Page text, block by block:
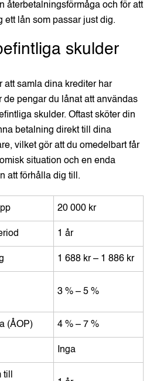
återbetalningsförmåga och för att
ett lån som passar just dig.
skulder
att samla dina krediter har
de pengar du lånat att användas
skulder. Oftast sköter din
betalning direkt till dina
vilket gör att du omedelbart får
situation och en enda
att förhålla dig till.
20 000 kr
1 år
1 688 kr – 1 886 kr
3 % – 5 %
(ÅOP) 4 % – 7 %
Inga
till